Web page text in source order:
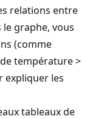
relations entre
le graphe, vous
(comme
température >
expliquer les
tableaux de